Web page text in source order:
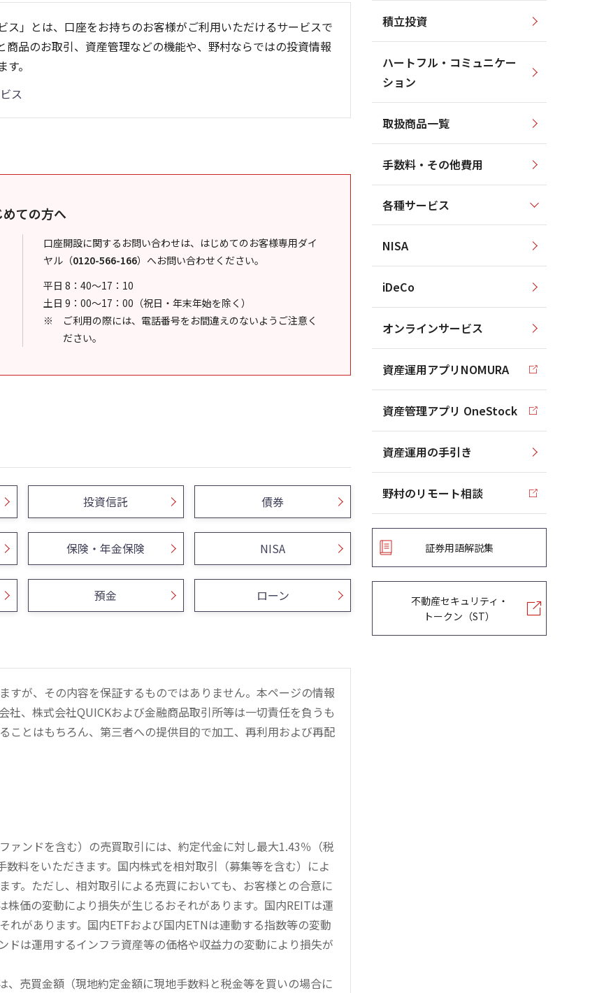
13週移動平均 26週移動平均 出来高(千)
5ヶ月移動平均 25ヶ月移動平均 出来高(千)
ス」とは、口座をお持ちのお客様がご利用いただけるサービスで
商品のお取引、資産管理などの機能や、野村ならではの投資情報
。
ス
めての方へ
口座開設に関するお問い合わせは、はじめてのお客様専用ダイ
ヤル （0120-566-166） へお問い合わせください。
平日 8：40～17：10
土日 9：00～17：00（祝日・年末年始を除く）
ご利用の際には、電話番号をお間違えのないようご注意く
ださい。
投資信託 債券
保険・年金保険 NISA
預金 ローン
が、その内容を保証するものではありません。本ページの情報
、株式会社QUICKおよび金融商品取引所等は一切責任を負うも
ことはもちろん、第三者への提供目的で加工、再利用および再配
ァンドを含む）の売買取引には、約定代金に対し最大1.43％（税
料をいただきます。国内株式を相対取引（募集等を含む）によ
す。ただし、相対取引による売買においても、お客様との合意に
価の変動により損失が生じるおそれがあります。国内REITは運
があります。国内ETFおよび国内ETNは連動する指数等の変動
ドは運用するインフラ資産等の価格や収益力の変動により損失が
売買金額（現地約定金額に現地手数料と税金等を買いの場合に
積立投資
ハートフル・コミュニケー
ション
取扱商品一覧
手数料・その他費用
各種サービス
NISA
iDeCo
オンラインサービス
資産運用アプリNOMURA
資産管理アプリ OneStock
資産運用の手引き
野村のリモート相談
証券用語解説集
不動産セキュリティ・
トークン（ST）